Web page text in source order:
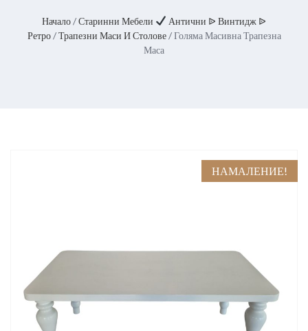
Начало/Старинни Мебели
Антични ᐉ Винтидж ᐉ
Ретро/Трапезни Маси И Столове/ Голяма Масивна Трапезна
Маса
НАМАЛЕНИЕ!